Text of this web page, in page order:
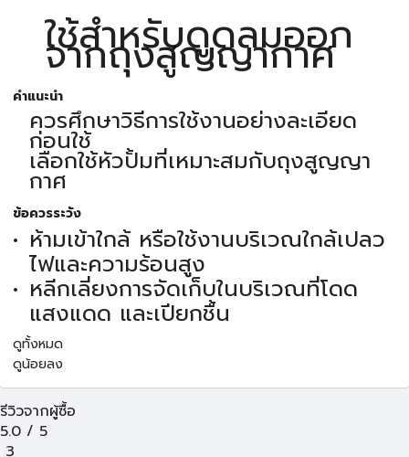
ใช้สำหรับดูดลมออก
จากถุงสูญญากาศ
คำแนะนำ
ควรศึกษาวิธีการใช้งานอย่างละเอียด
ก่อนใช้
เลือกใช้หัวปั้มที่เหมาะสมกับถุงสูญญา
กาศ
ข้อควรระวัง
ห้ามเข้าใกล้ หรือใช้งานบริเวณใกล้เปลว
ไฟและความร้อนสูง
หลีกเลี่ยงการจัดเก็บในบริเวณที่โดด
แสงแดด และเปียกชื้น
ดูทั้งหมด
ดูน้อยลง
รีวิวจากผู้ซื้อ
5.0 / 5
3